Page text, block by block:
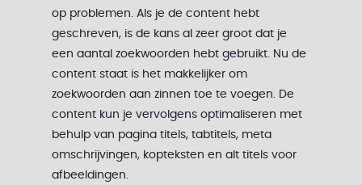
op problemen. Als je de content hebt
geschreven, is de kans al zeer groot dat je
een aantal zoekwoorden hebt gebruikt. Nu de
content staat is het makkelijker om
zoekwoorden aan zinnen toe te voegen. De
content kun je vervolgens optimaliseren met
behulp van pagina titels, tabtitels, meta
omschrijvingen, kopteksten en alt titels voor
afbeeldingen.